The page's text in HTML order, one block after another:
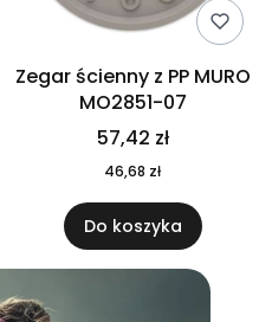
Zegar ścienny z PP MURO
MO2851-07
57,42 zł
46,68 zł
Do koszyka